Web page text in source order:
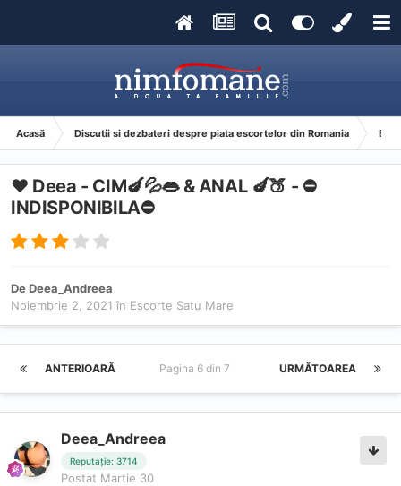
Acasă Discutii si dezbateri despre piata escortelor din Romania
❤ Deea - CIM🍆💦👄 & ANAL 🍆🍑 - ⛔️
INDISPONIBILA⛔️
DeDeea_Andreea
Noiembrie 2, 2021 în Escorte Satu Mare
ANTERIOARĂ URMĂTOAREA
Pagina 6 din 7
Deea_Andreea
Reputație: 3714
Postat Martie 30